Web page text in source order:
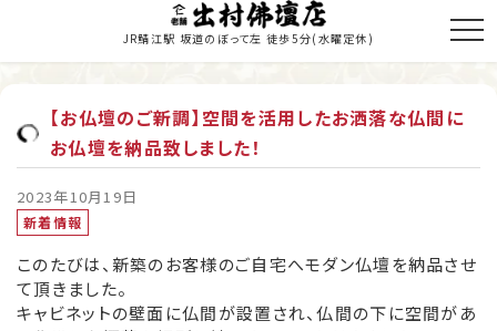
JR鯖江駅 坂道のぼって左 徒歩5分(水曜定休)
トップページ
商品のご紹介
寺院施工
【お仏壇のご新調】空間を活用したお洒落な仏間に
お仏壇を納品致しました！
2023年10月19日
新着情報
このたびは、新築のお客様のご自宅へモダン仏壇を納品させ
て頂きました。
キャビネットの壁面に仏間が設置され、仏間の下に空間があ